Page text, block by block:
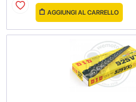
AGGIUNGI AL CARRELLO